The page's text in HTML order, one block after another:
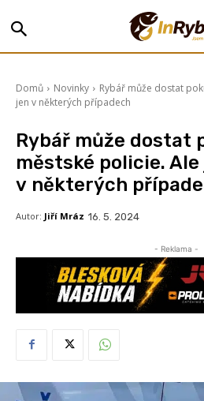
Domů Novinky
Rybář může dostat
jen v některých případech
Rybář může dostat
městské policie. Ale
v některých
Autor: Jiří Mráz 16. 5. 2024
- Reklama -